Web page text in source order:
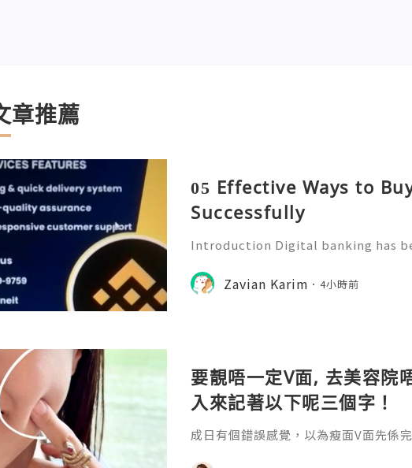
章推薦
05 Effective Ways to
Successfully
Introduction Digital banking has
banking platforms, people can
tor transactions, and manage
Zavian Karim 4小時前
要靚唔一定V面, 去美容院
入來記著以下呢三個字！
成日有個錯誤感覺，以為瘦面V面先係